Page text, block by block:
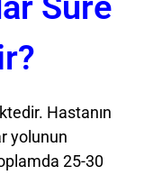
Hastanın
yolunun
25-30